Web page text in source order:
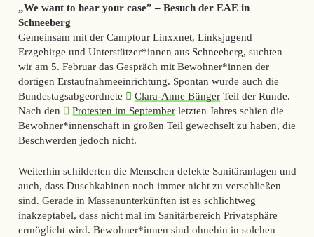
„We want to hear your case” – Besuch der EAE in
Schneeberg
Gemeinsam mit der Camptour Linxxnet, Linksjugend
Erzgebirge und Unterstützer*innen aus Schneeberg, suchten
wir am 5. Februar das Gespräch mit Bewohner*innen der
dortigen Erstaufnahmeeinrichtung. Spontan wurde auch die
Bundestagsabgeordnete
Clara-Anne Bünger Teil der Runde.
Nach den
Protesten im September letzten Jahres schien die
Bewohner*innenschaft in großen Teil gewechselt zu haben, die
Beschwerden jedoch nicht.
Weiterhin schilderten die Menschen defekte Sanitäranlagen und
auch, dass Duschkabinen noch immer nicht zu verschließen
sind. Gerade in Massenunterkünften ist es schlichtweg
inakzeptabel, dass nicht mal im Sanitärbereich Privatsphäre
ermöglicht wird. Bewohner*innen sind ohnehin in solchen